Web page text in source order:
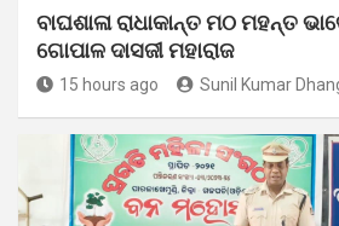
ବାଘଶାଳା ରାଧାକାନ୍ତ ମଠ ମହନ୍ତ
ଗୋପାଳ ଦାସଜୀ ମହାରାଜ
15 hours ago Sunil Kumar